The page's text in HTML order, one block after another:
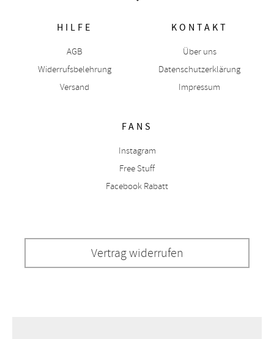
HILFE
AGB
Widerrufsbelehrung
Versand
KONTAKT
Über uns
Datenschutzerklärung
Impressum
FANS
Instagram
Free Stuff
Facebook Rabatt
Vertrag widerrufen